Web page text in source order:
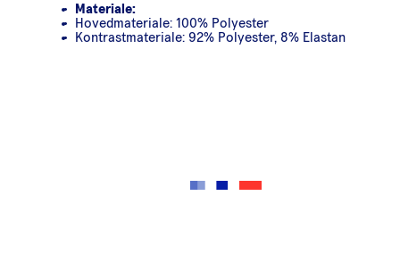
Materiale:
Hovedmateriale: 100% Polyester
Kontrastmateriale: 92% Polyester, 8% Elastan